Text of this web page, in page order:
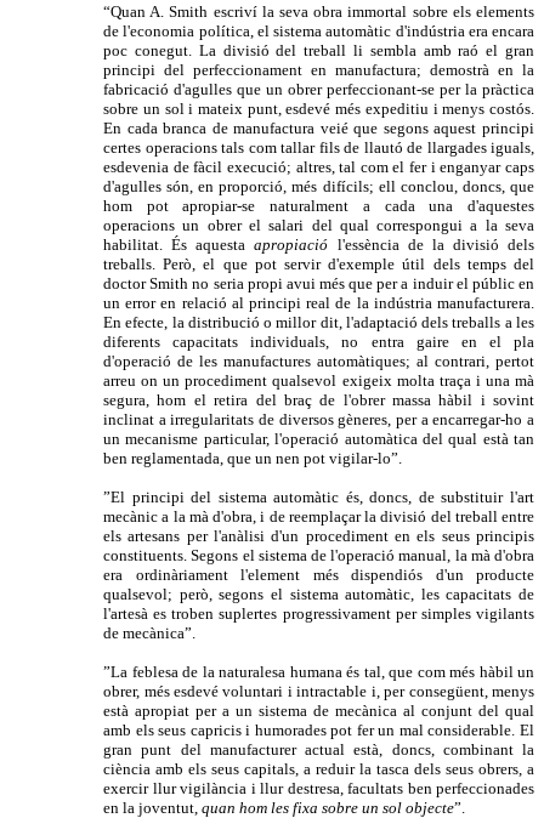
“Quan A. Smith escriví la seva obra immortal sobre els elements
de l'economia política, el sistema automàtic d'indústria era encara
poc conegut. La divisió del treball li sembla amb raó el gran
principi del perfeccionament en manufactura; demostrà en la
fabricació d'agulles que un obrer perfeccionant-se per la pràctica
sobre un sol i mateix punt, esdevé més expeditiu i menys costós.
En cada branca de manufactura veié que segons aquest principi
certes operacions tals com tallar fils de llautó de llargades iguals,
esdevenia de fàcil execució; altres, tal com el fer i enganyar caps
d'agulles són, en proporció, més difícils; ell conclou, doncs, que
hom pot apropiar-se naturalment a cada una d'aquestes
operacions un obrer el salari del qual correspongui a la seva
habilitat. És aquestaapropiació l'essència de la divisió dels
treballs. Però, el que pot servir d'exemple útil dels temps del
doctor Smith no seria propi avui més que per a induir el públic en
un error en relació al principi real de la indústria manufacturera.
En efecte, la distribució o millor dit, l'adaptació dels treballs a les
diferents capacitats individuals, no entra gaire en el pla
d'operació de les manufactures automàtiques; al contrari, pertot
arreu on un procediment qualsevol exigeix molta traça i una mà
segura, hom el retira del braç de l'obrer massa hàbil i sovint
inclinat a irregularitats de diversos gèneres, per a encarregar-ho a
un mecanisme particular, l'operació automàtica del qual està tan
ben reglamentada, que un nen pot vigilar-lo”.
”El principi del sistema automàtic és, doncs, de substituir l'art
mecànic a la mà d'obra, i de reemplaçar la divisió del treball entre
els artesans per l'anàlisi d'un procediment en els seus principis
constituents. Segons el sistema de l'operació manual, la mà d'obra
era ordinàriament l'element més dispendiós d'un producte
qualsevol; però, segons el sistema automàtic, les capacitats de
l'artesà es troben suplertes progressivament per simples vigilants
de mecànica”.
”La feblesa de la naturalesa humana és tal, que com més hàbil un
obrer, més esdevé voluntari i intractable i, per consegüent, menys
està apropiat per a un sistema de mecànica al conjunt del qual
amb els seus capricis i humorades pot fer un mal considerable. El
gran punt del manufacturer actual està, doncs, combinant la
ciència amb els seus capitals, a reduir la tasca dels seus obrers, a
exercir llur vigilància i llur destresa, facultats ben perfeccionades
en la joventut,quan hom les fixa sobre un sol objecte”.